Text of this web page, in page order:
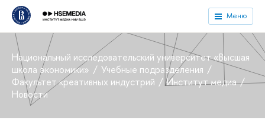
Меню
Национальный исследовательский университет «Высшая
школа экономики»
Учебные подразделения
Факультет креативных индустрий
Институт медиа
Новости